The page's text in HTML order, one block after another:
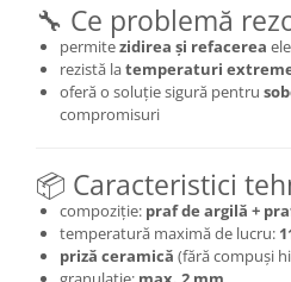
🔧 Ce problemă
permitezidirea și refacerea
rezistă latemperaturi
oferă o soluție sigură pentru
compromisuri
📦 Caracteristici
compoziție: praf de argilă +
temperatură maximă de lucru:
priză ceramică (fără compuși